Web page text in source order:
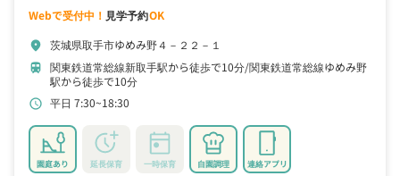
Webで受付中！ 見学予約OK
location_on 茨城県取手市ゆめみ野４－２２－１
train 関東鉄道常総線新取手駅から徒歩で10分 関東鉄道常総線ゆめみ野
駅から徒歩で10分
schedule 平日 7:30~18:30
園庭あり 延長保育 一時保育 自園調理 連絡アプリ